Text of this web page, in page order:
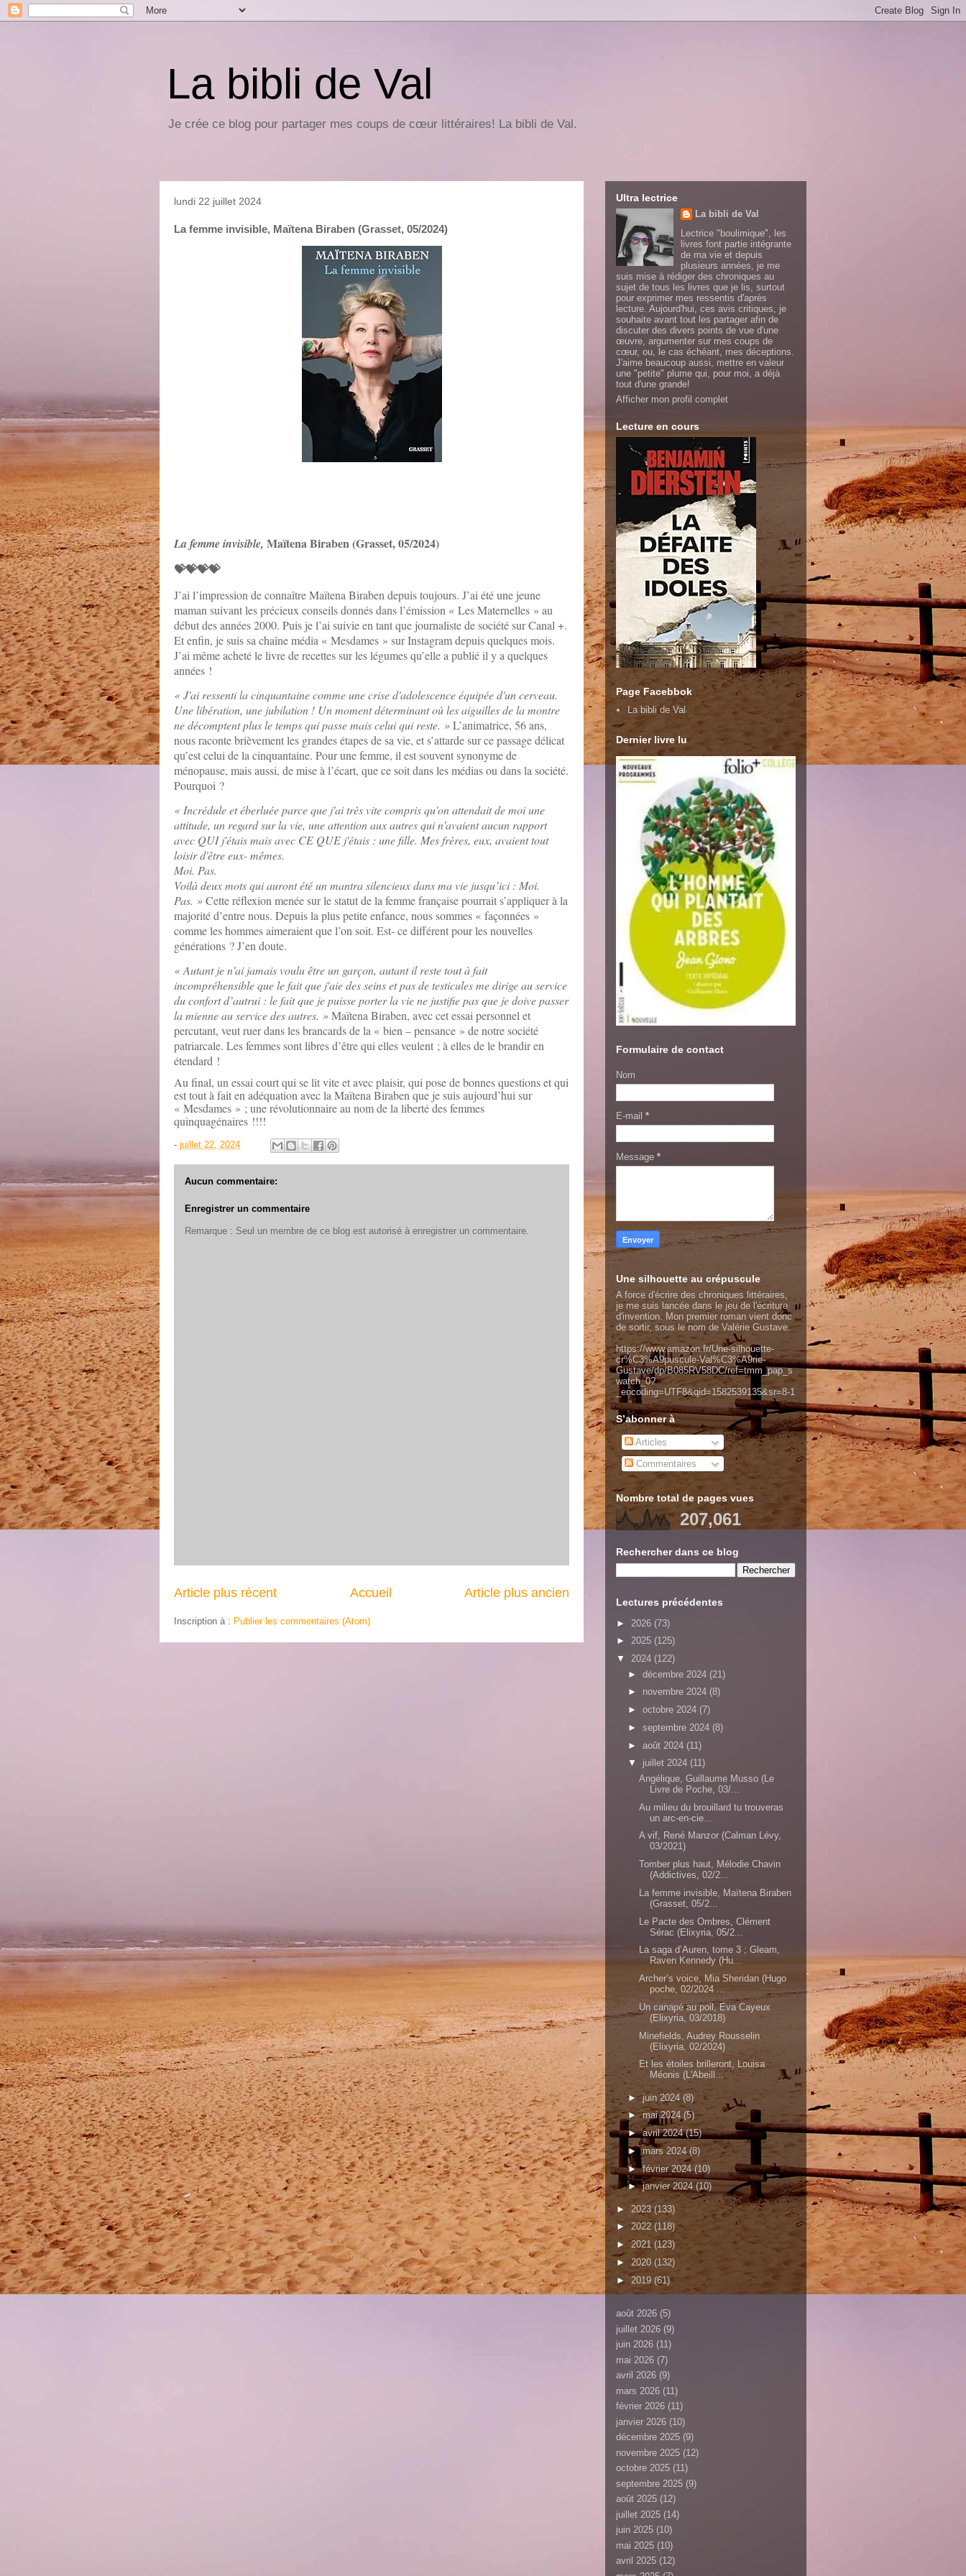
La bibli de Val
Je crée ce blog pour partager mes coups de cœur littéraires! La bibli de Val.
lundi 22 juillet 2024
La femme invisible, Maïtena Biraben (Grasset, 05/2024)
La femme invisible, Maïtena Biraben (Grasset, 05/2024)
💝💝💝💝
J’ai l’impression de connaître Maïtena Biraben depuis toujours. J’ai été une jeune
maman suivant les précieux conseils donnés dans l’émission « Les Maternelles » au
début des années 2000. Puis je l’ai suivie en tant que journaliste de société sur Canal +.
Et enfin, je suis sa chaîne média « Mesdames » sur Instagram depuis quelques mois.
J’ai même acheté le livre de recettes sur les légumes qu’elle a publié il y a quelques
années !
« J'ai ressenti la cinquantaine comme une crise d'adolescence équipée d'un cerveau.
Une libération, une jubilation ! Un moment déterminant où les aiguilles de la montre
ne décomptent plus le temps qui passe mais celui qui reste. »L’animatrice, 56 ans,
nous raconte brièvement les grandes étapes de sa vie, et s’attarde sur ce passage délicat
qu’est celui de la cinquantaine. Pour une femme, il est souvent synonyme de
ménopause, mais aussi, de mise à l’écart, que ce soit dans les médias ou dans la société.
Pourquoi ?
« Incrédule et éberluée parce que j'ai très vite compris qu'on attendait de moi une
attitude, un regard sur la vie, une attention aux autres qui n'avaient aucun rapport
avec QUI j'étais mais avec CE QUE j'étais : une fille. Mes frères, eux, avaient tout
loisir d'être eux- mêmes.
Moi. Pas.
Voilà deux mots qui auront été un mantra silencieux dans ma vie jusqu’ici : Moi.
Pas. »Cette réflexion menée sur le statut de la femme française pourrait s’appliquer à la
majorité d’entre nous. Depuis la plus petite enfance, nous sommes « façonnées »
comme les hommes aimeraient que l’on soit. Est- ce différent pour les nouvelles
générations ? J’en doute.
« Autant je n'ai jamais voulu être un garçon, autant il reste tout à fait
incompréhensible que le fait que j'aie des seins et pas de testicules me dirige au service
du confort d’autrui : le fait que je puisse porter la vie ne justifie pas que je doive passer
la mienne au service des autres. »Maïtena Biraben, avec cet essai personnel et
percutant, veut ruer dans les brancards de la « bien – pensance » de notre société
patriarcale. Les femmes sont libres d’être qui elles veulent ; à elles de le brandir en
étendard !
Au final, un essai court qui se lit vite et avec plaisir, qui pose de bonnes questions et qui
est tout à fait en adéquation avec la Maïtena Biraben que je suis aujourd’hui sur
« Mesdames » ; une révolutionnaire au nom de la liberté des femmes
quinquagénaires !!!!
- juillet 22, 2024
Aucun commentaire:
Enregistrer un commentaire
Remarque : Seul un membre de ce blog est autorisé à enregistrer un commentaire.
Article plus récent Article plus ancien
Accueil
Inscription à : Publier les commentaires (Atom)
Ultra lectrice
La bibli de Val
Lectrice "boulimique", les
livres font partie intégrante
de ma vie et depuis
plusieurs années, je me
suis mise à rédiger des chroniques au
sujet de tous les livres que je lis, surtout
pour exprimer mes ressentis d'après
lecture. Aujourd'hui, ces avis critiques, je
souhaite avant tout les partager afin de
discuter des divers points de vue d'une
œuvre, argumenter sur mes coups de
cœur, ou, le cas échéant, mes déceptions.
J'aime beaucoup aussi, mettre en valeur
une "petite" plume qui, pour moi, a déjà
tout d'une grande!
Afficher mon profil complet
Lecture en cours
Page Facebbok
La bibli de Val
Dernier livre lu
Formulaire de contact
Nom
E-mail *
Message *
Une silhouette au crépuscule
A force d'écrire des chroniques littéraires,
je me suis lancée dans le jeu de l'écriture
d'invention. Mon premier roman vient donc
de sortir, sous le nom de Valérie Gustave.
https://www.amazon.fr/Une-silhouette-
cr%C3%A9puscule-Val%C3%A9rie-
Gustave/dp/B085RV58DC/ref=tmm_pap_s
watch_0?
_encoding=UTF8&qid=1582539135&sr=8-1
S’abonner à
Articles
Commentaires
Nombre total de pages vues
207,061
Rechercher dans ce blog
Lectures précédentes
► 2026 (73)
► 2025 (125)
▼ 2024 (122)
► décembre 2024 (21)
► novembre 2024 (8)
► octobre 2024 (7)
► septembre 2024 (8)
► août 2024 (11)
▼ juillet 2024 (11)
Angélique, Guillaume Musso (Le
Livre de Poche, 03/...
Au milieu du brouillard tu trouveras
un arc-en-cie...
A vif, René Manzor (Calman Lévy,
03/2021)
Tomber plus haut, Mélodie Chavin
(Addictives, 02/2...
La femme invisible, Maïtena Biraben
(Grasset, 05/2...
Le Pacte des Ombres, Clément
Sérac (Elixyria, 05/2...
La saga d’Auren, tome 3 ; Gleam,
Raven Kennedy (Hu...
Archer’s voice, Mia Sheridan (Hugo
poche, 02/2024 ...
Un canapé au poil, Eva Cayeux
(Elixyria, 03/2018)
Minefields, Audrey Rousselin
(Elixyria, 02/2024)
Et les étoiles brilleront, Louisa
Méonis (L'Abeill...
►juin 2024 (8)
►mai 2024 (5)
►avril 2024(15)
►mars 2024(8)
►février 2024 (10)
►janvier 2024 (10)
► 2023(133)
► 2022 (118)
►2021 (123)
►2020 (132)
► 2019 (61)
août 2026 (5)
juillet 2026 (9)
juin 2026 (11)
mai 2026 (7)
avril 2026 (9)
mars 2026 (11)
février 2026 (11)
janvier 2026 (10)
décembre 2025 (9)
novembre 2025 (12)
octobre 2025 (11)
septembre 2025 (9)
août 2025 (12)
juillet 2025 (14)
juin 2025 (10)
mai 2025 (10)
avril 2025 (12)